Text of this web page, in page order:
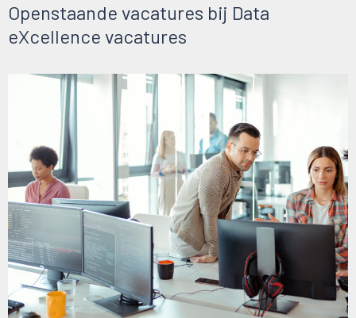
Openstaande vacatures bij Data
eXcellence vacatures